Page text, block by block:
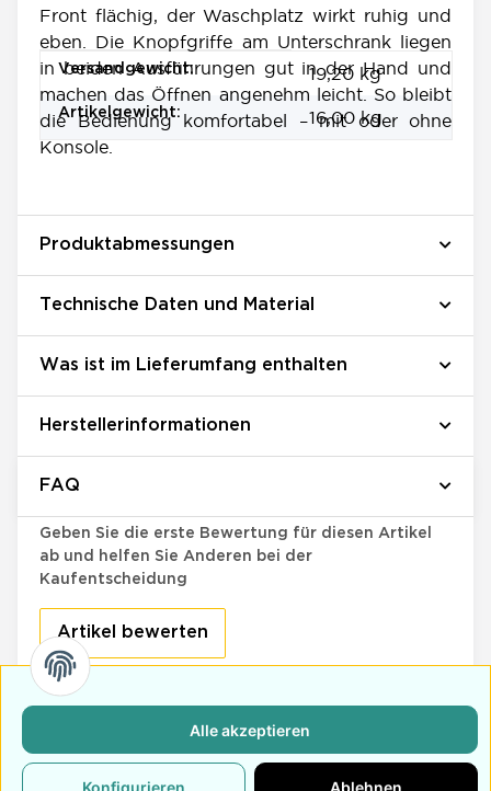
Front flächig, der Waschplatz wirkt ruhig und
eben. Die Knopfgriffe am Unterschrank liegen
in beiden Ausführungen gut in der Hand und
machen das Öffnen angenehm leicht. So bleibt
die Bedienung komfortabel – mit oder ohne
Konsole.
Produkteigenschaft
Wert
Versandgewicht: 19,20 kg
Artikelgewicht: 16,00 kg
Produktabmessungen
Technische Daten und Material
Was ist im Lieferumfang enthalten
Herstellerinformationen
FAQ
Geben Sie die erste Bewertung für diesen Artikel
ab und helfen Sie Anderen bei der
Kaufentscheidung
Artikel bewerten
Alle akzeptieren
Konfigurieren Ablehnen